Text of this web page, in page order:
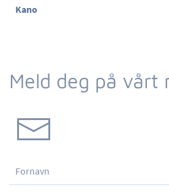
Kano
Meld deg på vårt